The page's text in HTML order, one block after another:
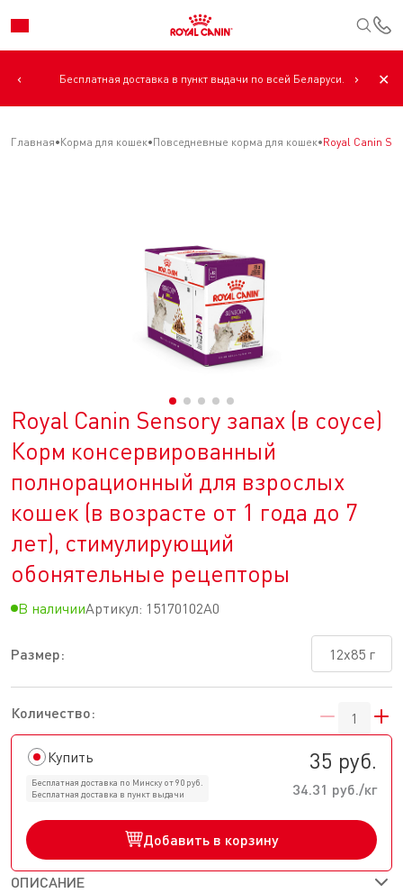
‹ Бесплатная доставка в пункт выдачи по всей Беларуси. › ✕
Главная Корма для кошек Повседневные корма для кошек Royal Canin
Royal Canin Sensory запах (в соусе)
Корм консервированный
полнорационный для взрослых
кошек (в возрасте от 1 года до 7
лет), стимулирующий
обонятельные рецепторы
В наличииАртикул: 15170102A0
Размер: 12x85 г
Количество:
Купить
Бесплатная доставка по Минску от 90 руб.
Бесплатная доставка в пункт выдачи
35 руб.
34.31 руб./кг
Добавить в корзину
ОПИСАНИЕ